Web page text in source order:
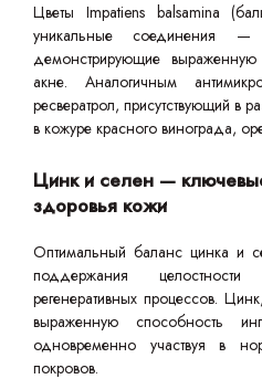
Цветы Impatiens balsamina
уникальные соединения —
демонстрирующие выраженную
акне. Аналогичным
ресвератрол, присутствующий в
в кожуре красного винограда,
Цинк и селен —
здоровья кожи
Оптимальный баланс цинка и
поддержания
регенеративных процессов.
выраженную способность
одновременно участвуя в
покровов.